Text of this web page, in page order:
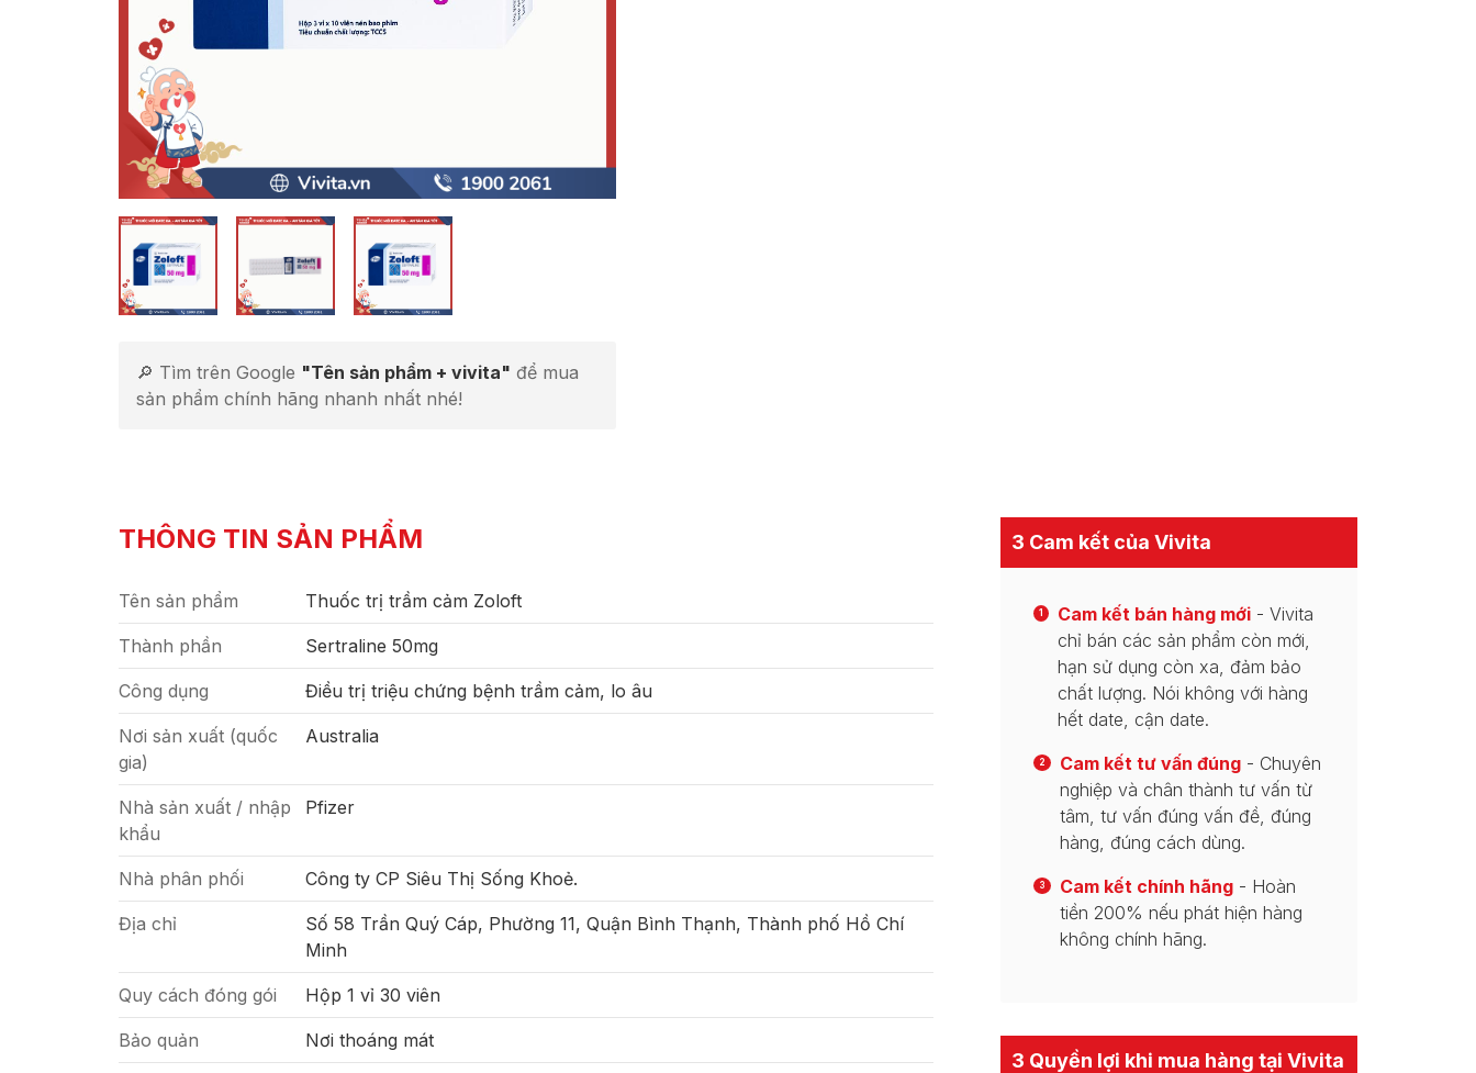
🔎 Tìm trên Google "Tên sản phẩm + vivita" để mua
sản phẩm chính hãng nhanh nhất nhé!
THÔNG TIN SẢN PHẨM
Tên sản phẩm Thuốc trị trầm cảm Zoloft
Thành phần Sertraline 50mg
Công dụng Điều trị triệu chứng bệnh trầm cảm, lo âu
Nơi sản xuất (quốc
gia)
Australia
Nhà sản xuất / nhập
khẩu
Pfizer
Nhà phân phối Công ty CP Siêu Thị Sống Khoẻ.
Địa chỉ
Số 58 Trần Quý Cáp, Phường 11, Quận Bình Thạnh, Thành phố Hồ Chí
Minh
Quy cách đóng gói Hộp 1 vỉ 30 viên
Bảo quản Nơi thoáng mát
3 Cam kết của Vivita
1 Cam kết bán hàng mới - Vivita
chỉ bán các sản phẩm còn mới,
hạn sử dụng còn xa, đảm bảo
chất lượng. Nói không với hàng
hết date, cận date.
2 Cam kết tư vấn đúng - Chuyên
nghiệp và chân thành tư vấn từ
tâm, tư vấn đúng vấn đề, đúng
hàng, đúng cách dùng.
3 Cam kết chính hãng - Hoàn
tiền 200% nếu phát hiện hàng
không chính hãng.
3 Quyền lợi khi mua hàng tại Vivita